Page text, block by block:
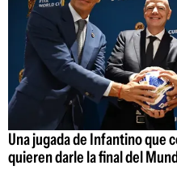
Una jugada de Infantino que
quieren darle la final del